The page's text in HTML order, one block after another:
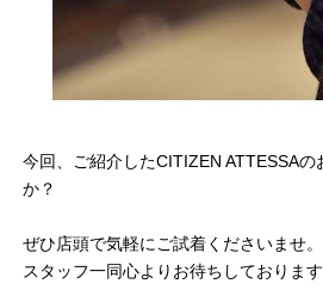
今回、ご紹介したCITIZEN ATTESSAの
か？
ぜひ店頭で気軽にご試着くださいませ。
スタッフ一同心よりお待ちしております